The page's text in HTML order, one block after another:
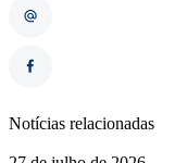
Notícias relacionadas